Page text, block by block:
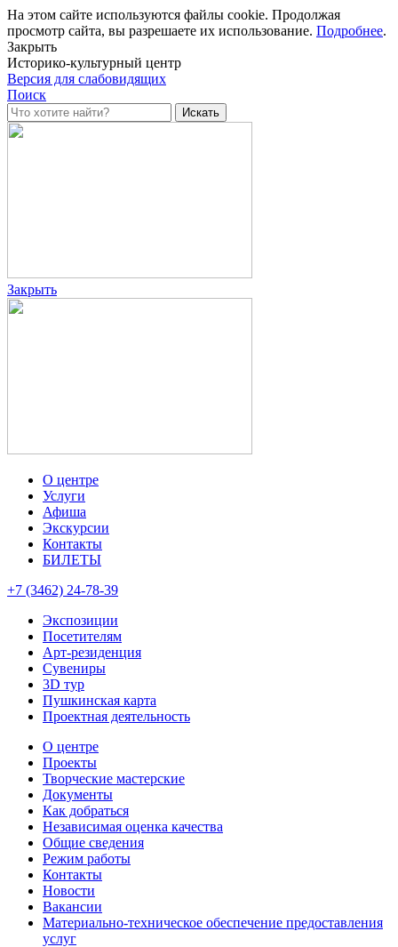
На этом сайте используются файлы cookie. Продолжая
просмотр сайта, вы разрешаете их использование. Подробнее.
Закрыть
Историко-культурный центр
Версия для слабовидящих
Поиск
Закрыть
О центре
Услуги
Афиша
Экскурсии
Контакты
БИЛЕТЫ
+7 (3462) 24-78-39
Экспозиции
Посетителям
Арт-резиденция
Сувениры
3D тур
Пушкинская карта
Проектная деятельность
О центре
Проекты
Творческие мастерские
Документы
Как добраться
Независимая оценка качества
Общие сведения
Режим работы
Контакты
Новости
Вакансии
Материально-техническое обеспечение предоставления
услуг